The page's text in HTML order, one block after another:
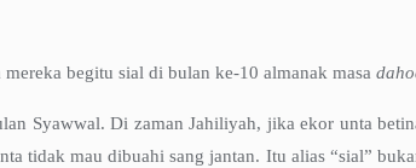
begitu sial di bulan ke-10 almanak masa
Syawwal. Di zaman Jahiliyah, jika ekor unta
tidak mau dibuahi sang jantan. Itu alias “sial”